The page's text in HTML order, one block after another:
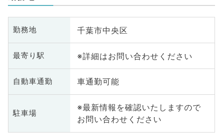
勤務地 千葉市中央区
最寄り駅 ※詳細はお問い合わせください
自動車通勤 車通勤可能
駐車場
※最新情報を確認いたしますので
お問い合わせください